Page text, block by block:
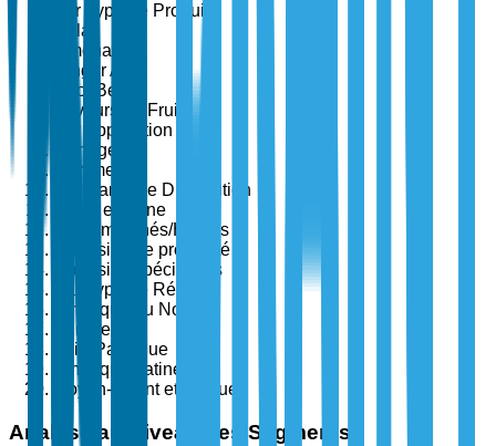
Par Type de Produit
Cola
Limonade
Ginger Ale
Root Beer
Saveurs de Fruits
Par Application
Ménage
Commercial
Par Canal de Distribution
Vente en ligne
Supermarchés/Hypers
Magasins de proximité
Magasins spécialisés
Par Type de Région
Amérique du Nord
Europe
Asie-Pacifique
Amérique Latine
Moyen-Orient et Afrique
Analyse au Niveau des Segments